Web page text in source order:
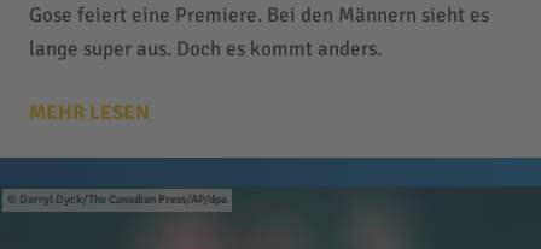
Gose feiert eine Premiere. Bei den Männern sieht es
lange super aus. Doch es kommt anders.
MEHR LESEN
Darryl Dyck/The Canadian Press/AP/dpa